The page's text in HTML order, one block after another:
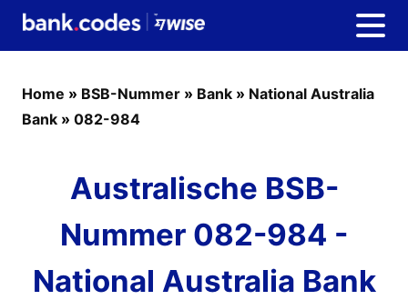
Home » BSB-Nummer » Bank » National Australia
Bank » 082-984
Australische BSB-
Nummer 082-984 -
National Australia Bank